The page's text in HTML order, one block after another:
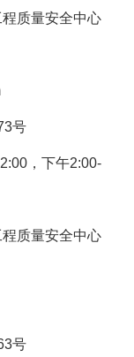
质量安全中心
号
，下午2:00-
质量安全中心
号